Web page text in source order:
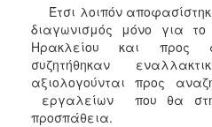
Έτσι λοιπόν
διαγωνισμός μόνο για
Ηρακλείου και προς
συζητήθηκαν
αξιολογούνται προς
εργαλείων που θα
προσπάθεια.